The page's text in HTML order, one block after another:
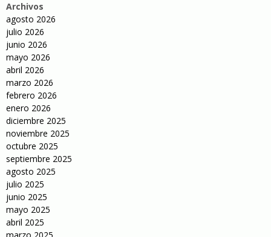
Archivos
agosto 2026
julio 2026
junio 2026
mayo 2026
abril 2026
marzo 2026
febrero 2026
enero 2026
diciembre 2025
noviembre 2025
octubre 2025
septiembre 2025
agosto 2025
julio 2025
junio 2025
mayo 2025
abril 2025